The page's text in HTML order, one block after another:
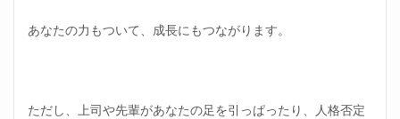
理由
は非
あなたの力もついて、成長にもつながります。
ただし、上司や先輩があなたの足を引っぱったり、人格否定